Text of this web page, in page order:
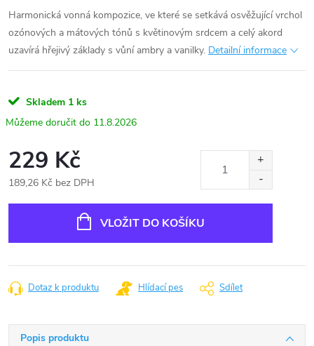
Harmonická vonná kompozice, ve které se setkává osvěžující vrchol
ozónových a mátových tónů s květinovým srdcem a celý akord
uzavírá hřejivý základy s vůní ambry a vanilky. Detailní informace
Skladem 1 ks
11.8.2026
229 Kč
189,26 Kč bez DPH
VLOŽIT DO KOŠÍKU
Dotaz k produktu Hlídací pes Sdílet
Popis produktu